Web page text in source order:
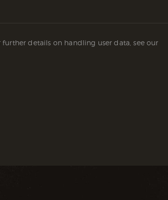
details on handling user data, see our